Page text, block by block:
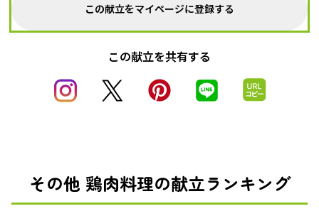
この献立をマイページに登録する
この献立を共有する
その他 鶏肉料理の献立ランキング